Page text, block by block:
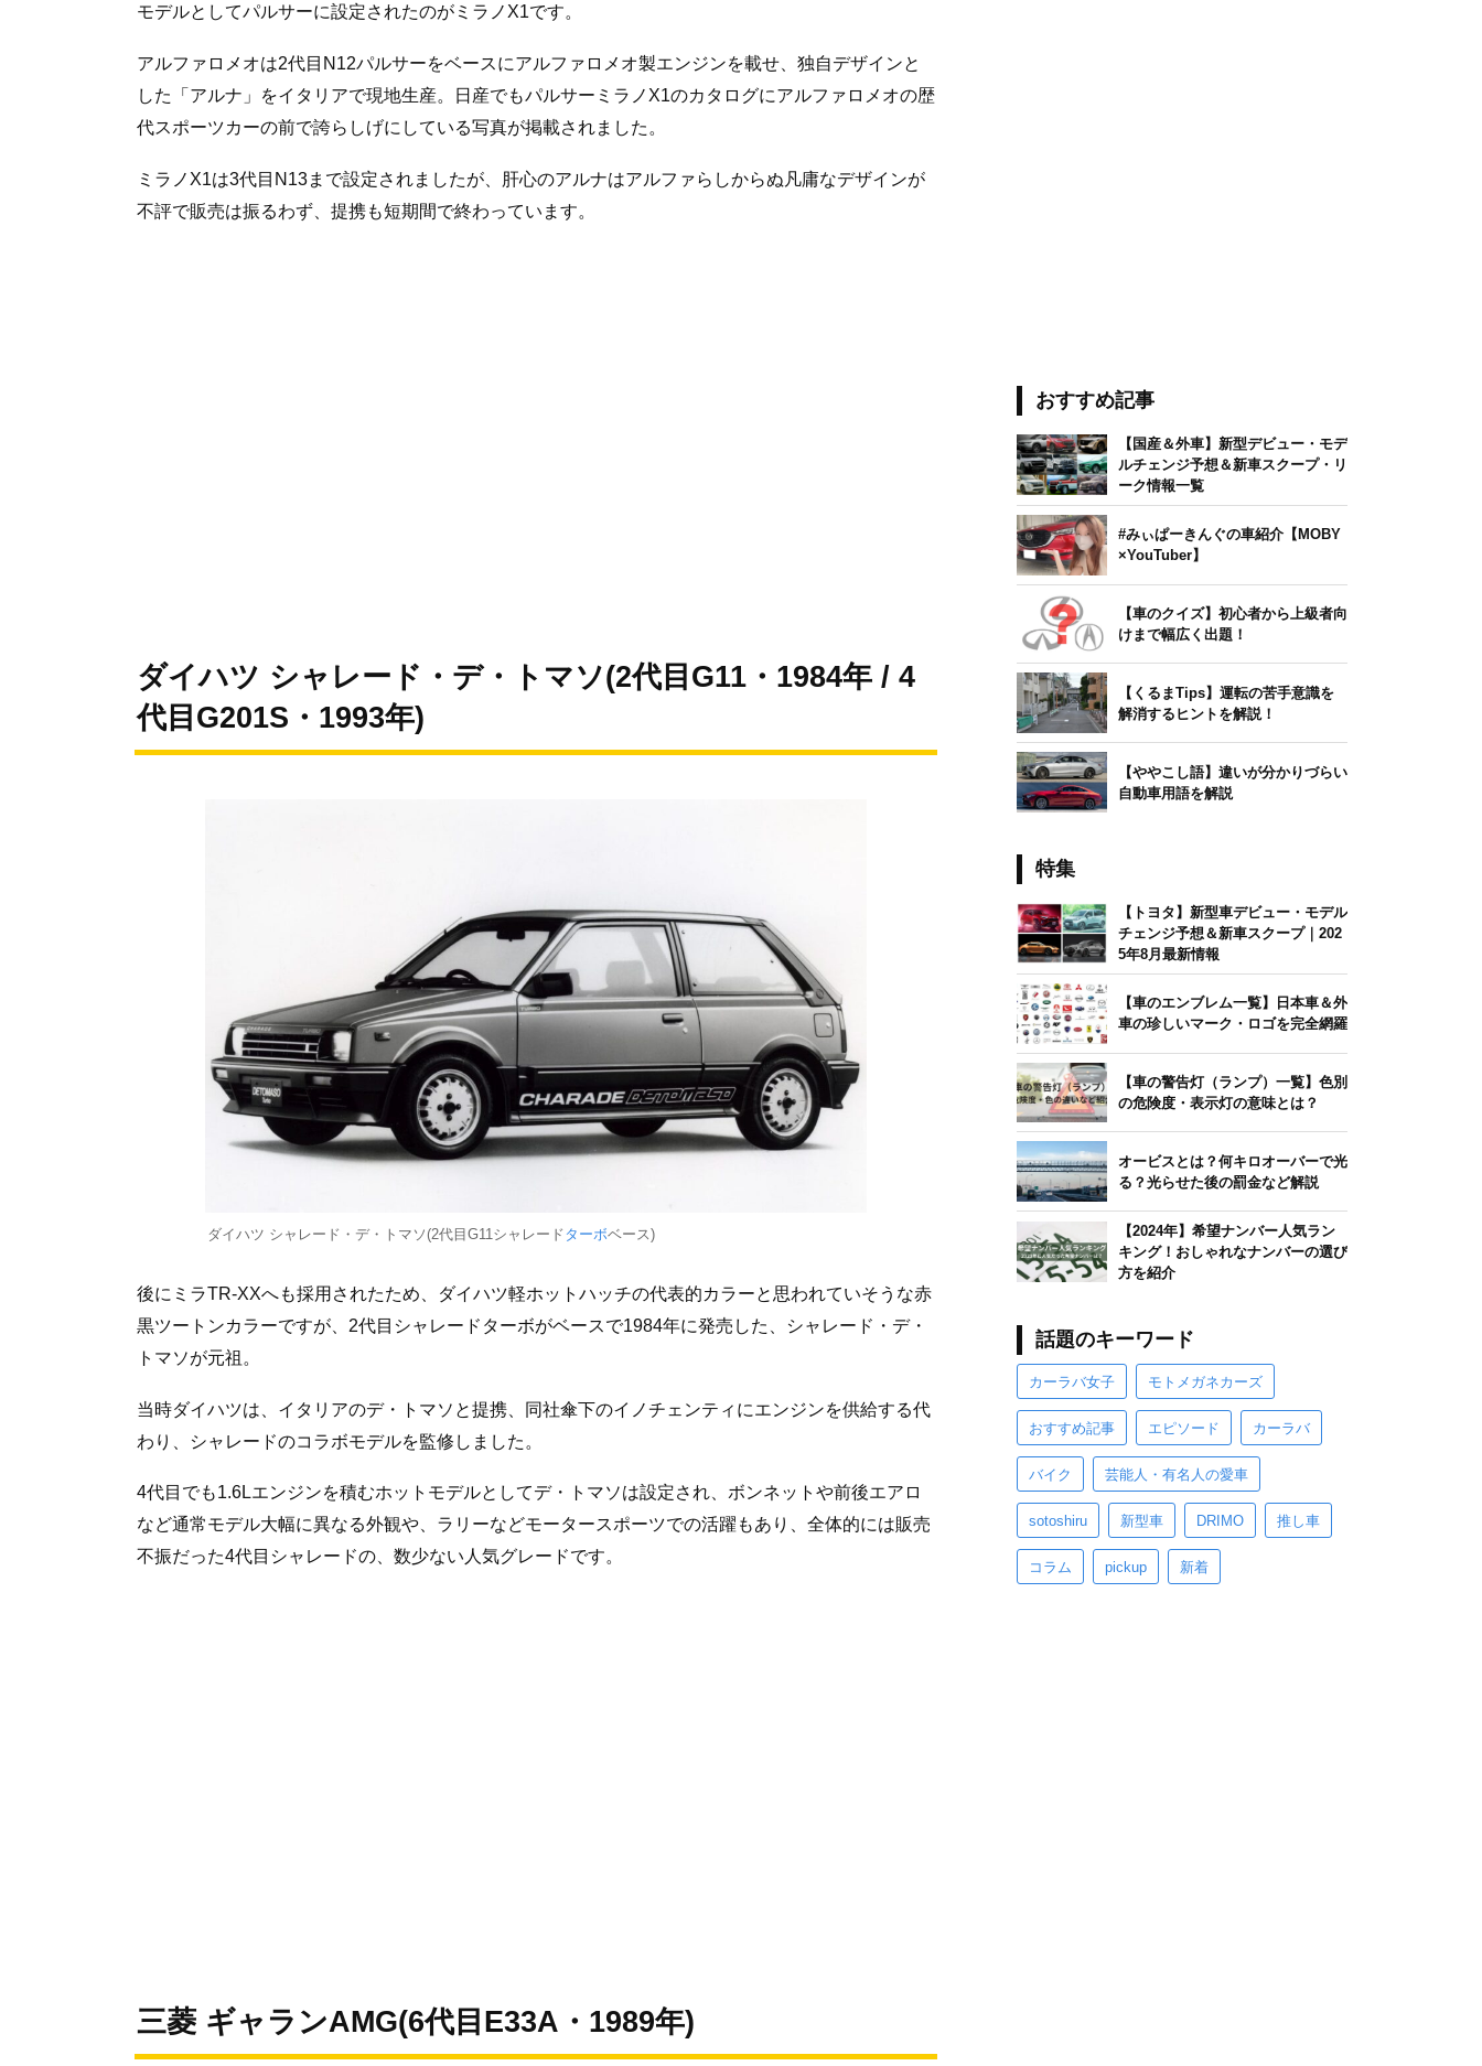
モデルとしてパルサーに設定されたのがミラノX1です。
アルファロメオは2代目N12パルサーをベースにアルファロメオ製エンジンを載せ、独自デザインと
した「アルナ」をイタリアで現地生産。日産でもパルサーミラノX1のカタログにアルファロメオの歴
代スポーツカーの前で誇らしげにしている写真が掲載されました。
ミラノX1は3代目N13まで設定されましたが、肝心のアルナはアルファらしからぬ凡庸なデザインが
不評で販売は振るわず、提携も短期間で終わっています。
ダイハツ シャレード・デ・トマソ(2代目G11・1984年 / 4
代目G201S・1993年)
ダイハツ シャレード・デ・トマソ(2代目G11シャレードターボベース)
後にミラTR-XXへも採用されたため、ダイハツ軽ホットハッチの代表的カラーと思われていそうな赤
黒ツートンカラーですが、2代目シャレードターボがベースで1984年に発売した、シャレード・デ・
トマソが元祖。
当時ダイハツは、イタリアのデ・トマソと提携、同社傘下のイノチェンティにエンジンを供給する代
わり、シャレードのコラボモデルを監修しました。
4代目でも1.6Lエンジンを積むホットモデルとしてデ・トマソは設定され、ボンネットや前後エアロ
など通常モデル大幅に異なる外観や、ラリーなどモータースポーツでの活躍もあり、全体的には販売
不振だった4代目シャレードの、数少ない人気グレードです。
三菱 ギャランAMG(6代目E33A・1989年)
おすすめ記事
【国産＆外車】新型デビュー・モデ
ルチェンジ予想＆新車スクープ・リ
ーク情報一覧
#みぃぱーきんぐの車紹介【MOBY
×YouTuber】
【車のクイズ】初心者から上級者向
けまで幅広く出題！
【くるまTips】運転の苦手意識を
解消するヒントを解説！
【ややこし語】違いが分かりづらい
自動車用語を解説
特集
【トヨタ】新型車デビュー・モデル
チェンジ予想＆新車スクープ｜202
5年8月最新情報
【車のエンブレム一覧】日本車＆外
車の珍しいマーク・ロゴを完全網羅
【車の警告灯（ランプ）一覧】色別
の危険度・表示灯の意味とは？
オービスとは？何キロオーバーで光
る？光らせた後の罰金など解説
【2024年】希望ナンバー人気ラン
キング！おしゃれなナンバーの選び
方を紹介
話題のキーワード
カーラバ女子 モトメガネカーズ
おすすめ記事 エピソード カーラバ
バイク 芸能人・有名人の愛車
sotoshiru 新型車 DRIMO 推し車
コラム pickup 新着